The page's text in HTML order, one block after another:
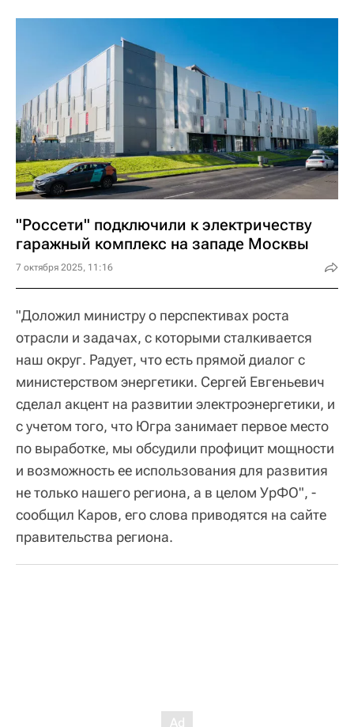
"Россети" подключили к электричеству
гаражный комплекс на западе Москвы
7 октября 2025, 11:16
"Доложил министру о перспективах роста
отрасли и задачах, с которыми сталкивается
наш округ. Радует, что есть прямой диалог с
министерством энергетики. Сергей Евгеньевич
сделал акцент на развитии электроэнергетики, и
с учетом того, что Югра занимает первое место
по выработке, мы обсудили профицит мощности
и возможность ее использования для развития
не только нашего региона, а в целом УрФО", -
сообщил Каров, его слова приводятся на сайте
правительства региона.